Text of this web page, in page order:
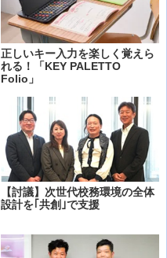
正しいキー入力を楽しく覚えら
れる！「KEY PALETTO
Folio」
【討議】次世代校務環境の全体
設計を｢共創｣で支援